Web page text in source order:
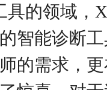
的领域，
智能诊断
的需求，